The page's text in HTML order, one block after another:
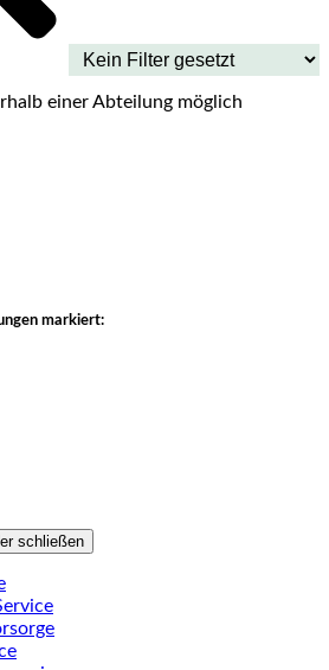
einer Abteilung möglich
markiert:
schließen